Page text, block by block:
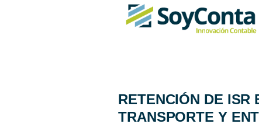
RETENCIÓN DE ISR
TRANSPORTE Y